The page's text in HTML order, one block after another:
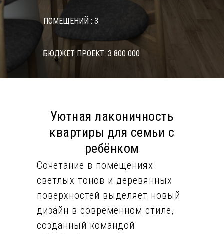
ПОМЕЩЕНИЙ : 3
БЮДЖЕТ ПРОЕКТ: 3 800 000
Уютная лаконичность
квартиры для семьи с
ребёнком
Сочетание в помещениях
светлых тонов и деревянных
поверхностей выделяет новый
дизайн в современном стиле,
созданный командой